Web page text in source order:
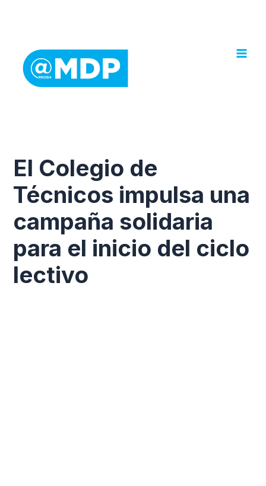
El Colegio de
Técnicos impulsa una
campaña solidaria
para el inicio del ciclo
lectivo